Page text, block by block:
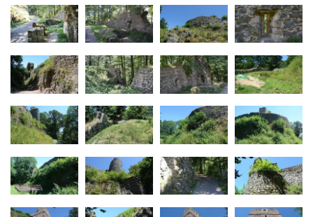
Letohrádek Jíljov (Veilchenburg)
Hrad Větrov (Winterstein)
Hrad Blansko
Hrad Mojžíř
Hrad Valečov
Hrad Valdštejn
Rousínovský hrádek
Vlčí hrádek
Hrad Švamberk (Krasíkov)